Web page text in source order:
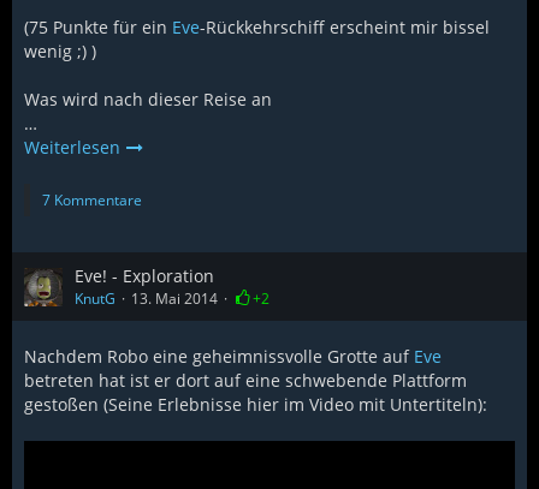
(75 Punkte für ein Eve-Rückkehrschiff erscheint mir bissel
wenig ;) )
Was wird nach dieser Reise an
…
Weiterlesen
7 Kommentare
Eve! - Exploration
KnutG 13. Mai 2014 +2
Nachdem Robo eine geheimnissvolle Grotte auf Eve
betreten hat ist er dort auf eine schwebende Plattform
gestoßen (Seine Erlebnisse hier im Video mit Untertiteln):